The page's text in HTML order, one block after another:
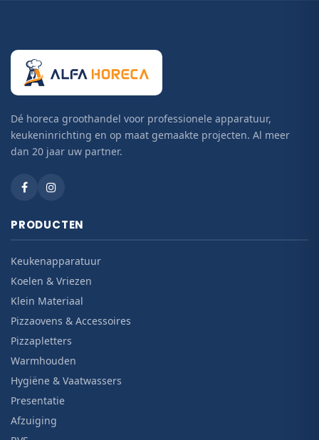
Dé horeca groothandel voor professionele apparatuur,
keukeninrichting en op maat gemaakte projecten. Al meer
dan 20 jaar uw partner.
PRODUCTEN
Keukenapparatuur
Koelen & Vriezen
Klein Materiaal
Pizzaovens & Accessoires
Pizzapletters
Warmhouden
Hygiëne & Vaatwassers
Presentatie
Afzuiging